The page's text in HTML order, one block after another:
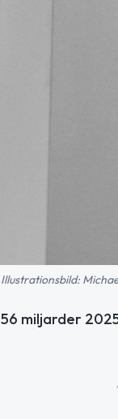
Illustrationsbild:
miljarder